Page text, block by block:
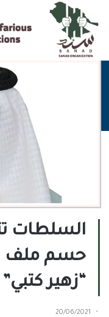
السلطات
حسم ملف
“زهير كتبي”
20/06/2021